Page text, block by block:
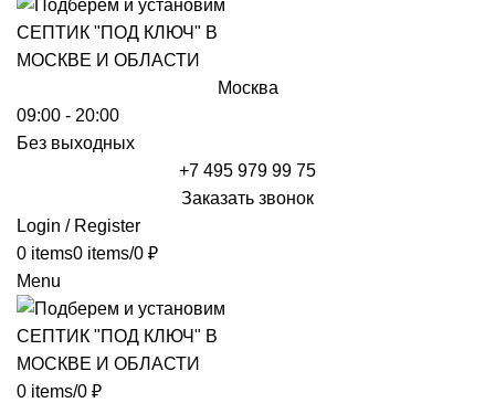
Москва
09:00 - 20:00
Без выходных
+7 495 979 99 75
Заказать звонок
Login / Register
0 items0 items/0 ₽
Menu
0 items/0 ₽